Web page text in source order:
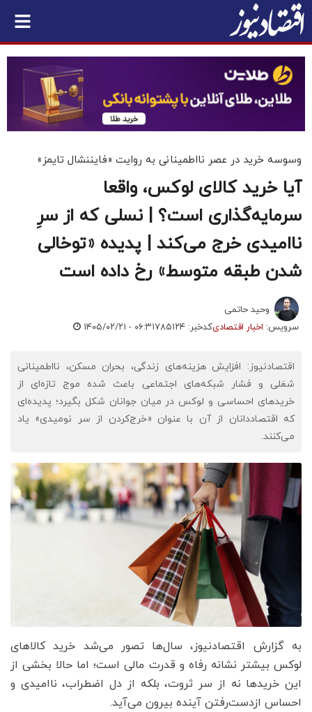
وسوسه خرید در عصر نااطمینانی به روایت «فایننشال تایمز»
آیا خرید کالای لوکس، واقعا
سرمایه‌گذاری است؟ | نسلی که از سرِ
ناامیدی خرج می‌کند | پدیده «توخالی
شدن طبقه متوسط» رخ داده است
وحید حاتمی
سرویس: اخبار اقتصادیکدخبر: ۷۸۵۱۲۴ ۱۴۰۵/۰۲/۲۱ - ۰۶:۳۱
اقتصادنیوز: افزایش هزینه‌های زندگی، بحران مسکن، نااطمینانی
شغلی و فشار شبکه‌های اجتماعی باعث شده موج تازه‌ای از
خریدهای احساسی و لوکس در میان جوانان شکل بگیرد؛ پدیده‌ای
که اقتصاددانان از آن با عنوان «خرج‌کردن از سر نومیدی» یاد
می‌کنند.
به گزارش اقتصادنیوز، سال‌ها تصور می‌شد خرید کالاهای
لوکس بیشتر نشانه رفاه و قدرت مالی است؛ اما حالا بخشی از
این خریدها نه از سر ثروت، بلکه از دل اضطراب، ناامیدی و
احساس ازدست‌رفتن آینده بیرون می‌آید.